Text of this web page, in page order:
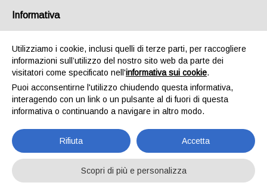
PREISCRIZIONE
Informativa
Utilizziamo i cookie, inclusi quelli di terze parti, per raccogliere
informazioni sull’utilizzo del nostro sito web da parte dei
visitatori come specificato nell'informativa sui cookie.
Puoi acconsentirne l'utilizzo chiudendo questa informativa,
interagendo con un link o un pulsante al di fuori di questa
informativa o continuando a navigare in altro modo.
Rifiuta Accetta
Scopri di più e personalizza